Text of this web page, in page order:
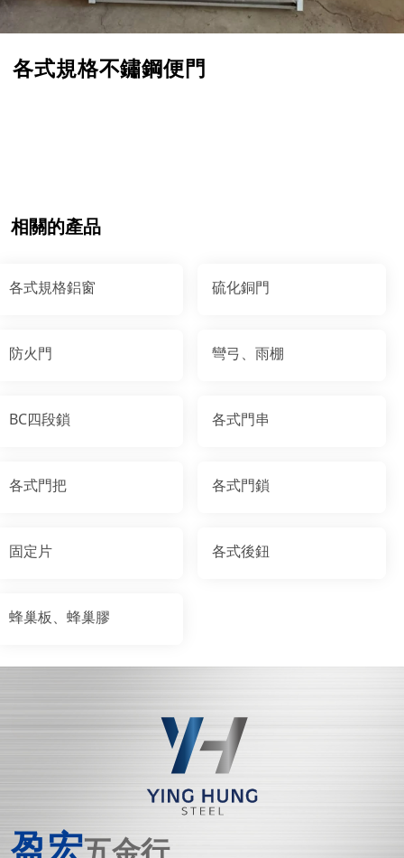
各式規格不鏽鋼便門
相關的產品
各式規格鋁窗 硫化銅門
防火門 彎弓、雨棚
BC四段鎖 各式門串
各式門把 各式門鎖
固定片 各式後鈕
蜂巢板、蜂巢膠
盈宏五金行